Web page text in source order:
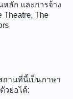
ลัก และการจ้าง
Theatre, The
ถานที่นี้เป็นภาษา
วย่อได้: